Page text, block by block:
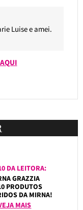
Luise e amei.
DA LEITORA:
GRAZZIA
PRODUTOS
DA MIRNA!
MAIS